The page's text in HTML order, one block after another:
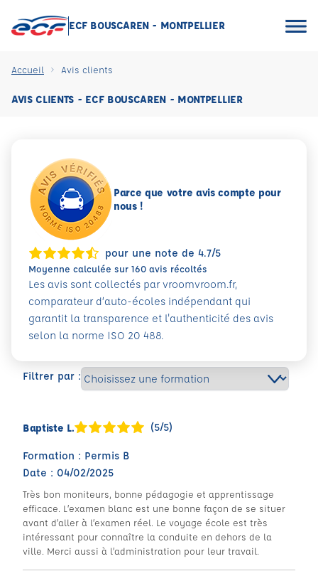
ECF BOUSCAREN - MONTPELLIER
Accueil Avis clients
AVIS CLIENTS - ECF BOUSCAREN - MONTPELLIER
Filtrer par :
Baptiste L. (5/5)
Formation : Permis B
Date : 04/02/2025
Très bon moniteurs, bonne pédagogie et apprentissage
efficace. L’examen blanc est une bonne façon de se situer
avant d’aller à l’examen réel. Le voyage école est très
intéressant pour connaître la conduite en dehors de la
ville. Merci aussi à l’administration pour leur travail.
Parce que votre avis compte pour
nous !
pour une note de 4.7/5
Moyenne calculée sur 160 avis récoltés
Les avis sont collectés par vroomvroom.fr,
comparateur d’auto-écoles indépendant qui
garantit la transparence et l'authenticité des avis
selon la norme ISO 20 488.